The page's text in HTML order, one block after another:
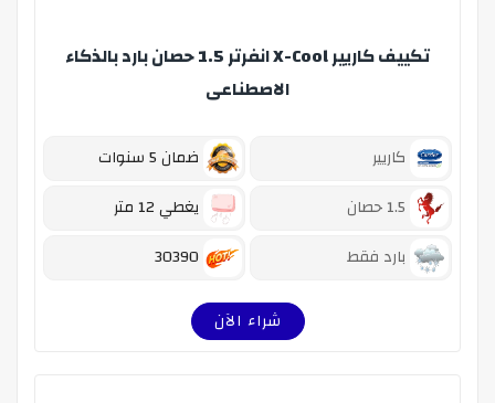
تكييف كاريير X-Cool انفرتر 1.5 حصان بارد بالذكاء
الاصطناعى
كاريير
ضمان 5 سنوات
يغطي 12 متر
بارد فقط
شراء الآن